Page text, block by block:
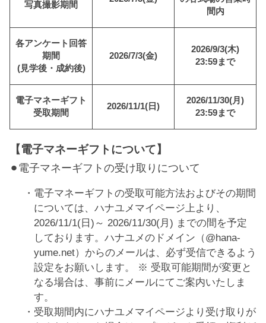
写真撮影期間
間内
各アンケート回答
期間
(見学後・成約後)
2026/7/3(金)
2026/9/3(木)
23:59まで
電子マネーギフト
受取期間
2026/11/1(日)
2026/11/30(月)
23:59まで
【電子マネーギフトについて】
⚫︎電子マネーギフトの受け取りについて
電子マネーギフトの受取可能方法およびその期間
については、ハナユメマイページ上より、
2026/11/1(日)～ 2026/11/30(月) までの間を予定
しております。ハナユメのドメイン（@hana-
yume.net）からのメールは、必ず受信できるよう
設定をお願いします。 ※ 受取可能期間が変更と
なる場合は、事前にメールにてご案内いたしま
す。
受取期間内にハナユメマイページより受け取りが